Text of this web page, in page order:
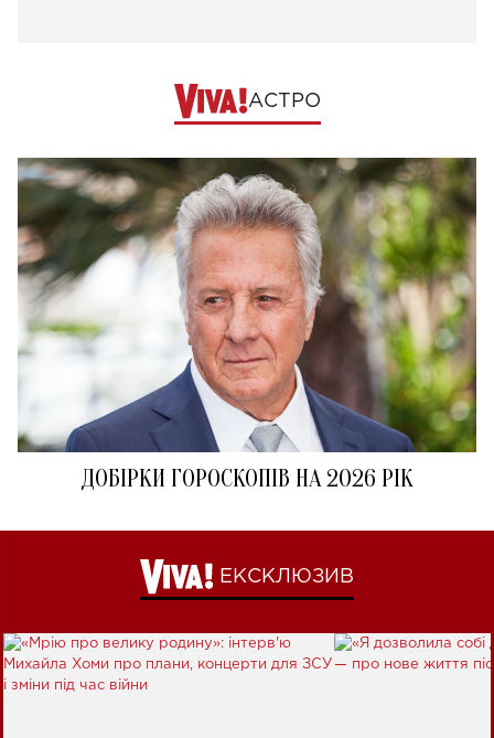
АСТРО
ДОБІРКИ ГОРОСКОПІВ НА 2026 РІК
ЕКСКЛЮЗИВ